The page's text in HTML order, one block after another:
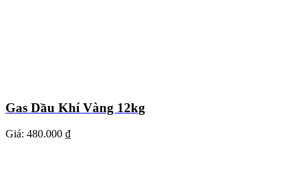
Gas Dầu Khí Vàng 12kg
Giá: 480.000 ₫